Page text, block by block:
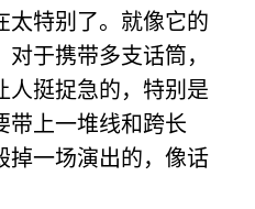
太特别了。就像它的
于携带多支话筒，
人挺捉急的，特别是
带上一堆线和跨长
掉一场演出的，像话